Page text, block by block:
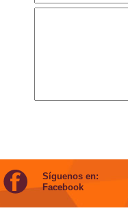
Síguenos en:
Facebook